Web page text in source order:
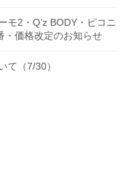
モ2・Q’z BODY・ピコニ
価格改定のお知らせ
て（7/30）